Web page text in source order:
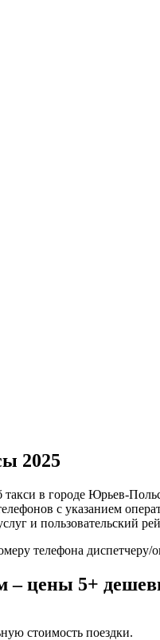
2025
в городе Юрьев-
с указанием
и пользовательский
телефона
– цены 5+
стоимость поездки.